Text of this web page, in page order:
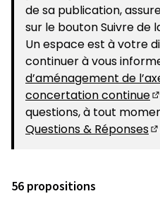
de sa publication,
sur le bouton Suivre de
Un espace est à votre
continuer à vous
d’aménagement de
concertation continue
questions, à tout
Questions & Réponses
56 propositions